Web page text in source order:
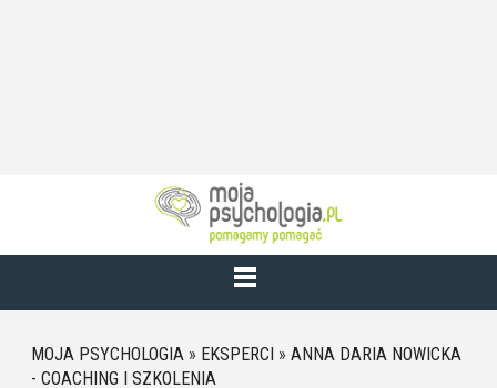
MOJA PSYCHOLOGIA » EKSPERCI » ANNA DARIA NOWICKA
- COACHING I SZKOLENIA